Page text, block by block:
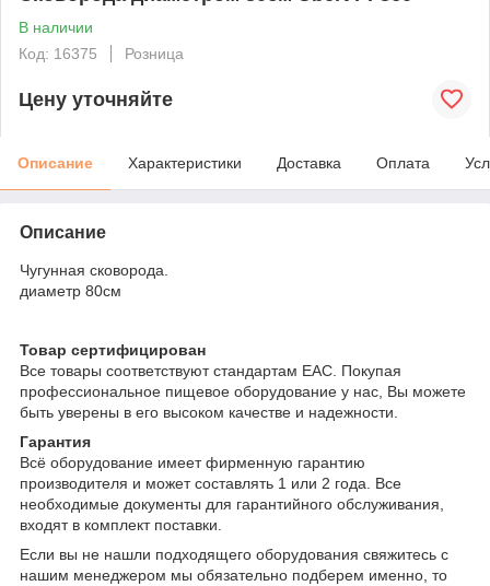
В наличии
Код: 16375
Розница
Цену уточняйте
Описание Характеристики Доставка Оплата
Описание
Чугунная сковорода.
диаметр 80см
Товар сертифицирован
Все товары соответствуют стандартам EAC. Покупая
профессиональное пищевое оборудование у нас, Вы можете
быть уверены в его высоком качестве и надежности.
Гарантия
Всё оборудование имеет фирменную гарантию
производителя и может составлять 1 или 2 года. Все
необходимые документы для гарантийного обслуживания,
входят в комплект поставки.
Если вы не нашли подходящего оборудования свяжитесь с
нашим менеджером мы обязательно подберем именно, то